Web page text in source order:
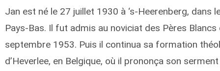
Jan est né le 27 juillet 1930 à ‘s-Heerenberg, dans
Pays-Bas. Il fut admis au noviciat des Pères Blancs
septembre 1953. Puis il continua sa formation
d’Heverlee, en Belgique, où il prononça son